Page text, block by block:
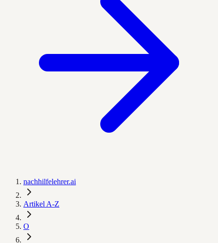
nachhilfelehrer.ai
Artikel A-Z
O